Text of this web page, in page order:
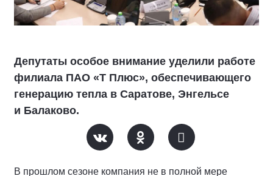
Депутаты особое внимание уделили работе
филиала ПАО «Т Плюс», обеспечивающего
генерацию тепла в Саратове, Энгельсе
и Балаково.
В прошлом сезоне компания не в полной мере